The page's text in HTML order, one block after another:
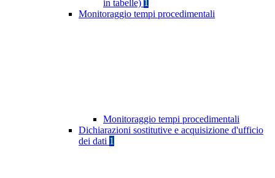
in tabelle) 1
Monitoraggio tempi procedimentali
Monitoraggio tempi procedimentali
Dichiarazioni sostitutive e acquisizione d'ufficio
dei dati 1